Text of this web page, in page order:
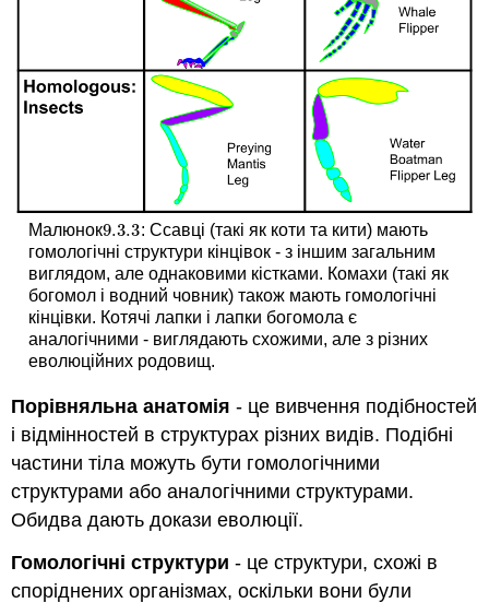
Малюнок9.3.3
9.3.3: Ссавці (такі як коти та кити) мають
гомологічні структури кінцівок - з іншим загальним
виглядом, але однаковими кістками. Комахи (такі як
богомол і водний човник) також мають гомологічні
кінцівки. Котячі лапки і лапки богомола є
аналогічними - виглядають схожими, але з різних
еволюційних родовищ.
Порівняльна анатомія - це вивчення подібностей
і відмінностей в структурах різних видів. Подібні
частини тіла можуть бути гомологічними
структурами або аналогічними структурами.
Обидва дають докази еволюції.
Гомологічні структури - це структури, схожі в
споріднених організмах, оскільки вони були